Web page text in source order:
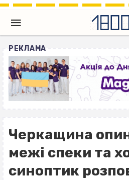
РЕКЛАМА
Черкащина
межі спеки та
синоптик